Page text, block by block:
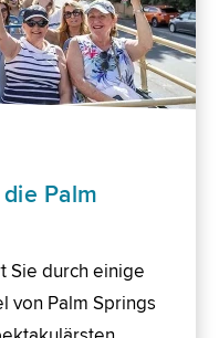
Palm
Sie durch einige
von Palm Springs